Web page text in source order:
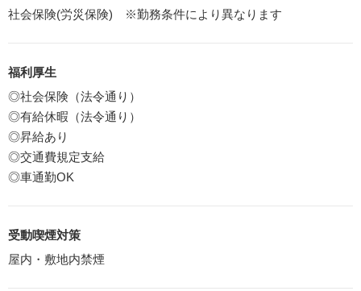
社会保険(労災保険) ※勤務条件により異なります
福利厚生
◎社会保険（法令通り）
◎有給休暇（法令通り）
◎昇給あり
◎交通費規定支給
◎車通勤OK
受動喫煙対策
屋内・敷地内禁煙